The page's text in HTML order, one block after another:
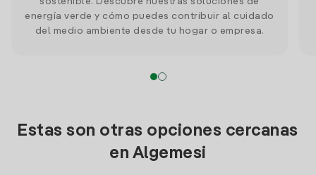
energía verde y cómo puedes contribuir al cuidado
del medio ambiente desde tu hogar o empresa.
Estas son otras opciones cercanas
en Algemesi